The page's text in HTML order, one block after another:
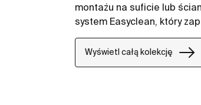
montażu na suficie lub
system Easyclean, który
Wyświetl całą kolekcję